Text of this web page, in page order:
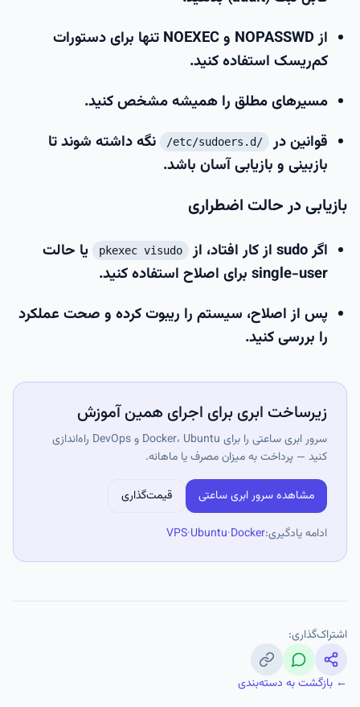
از NOPASSWD و NOEXEC تنها برای دستورات
کم‌ریسک استفاده کنید.
مسیرهای مطلق را همیشه مشخص کنید.
قوانین در
/etc/sudoers.d/
نگه داشته شوند تا
بازبینی و بازیابی آسان باشد.
بازیابی در حالت اضطراری
اگر sudo از کار افتاد، از pkexec visudo
یا حالت
single-user برای اصلاح استفاده کنید.
پس از اصلاح، سیستم را ریبوت کرده و صحت عملکرد
را بررسی کنید.
زیرساخت ابری برای اجرای همین آموزش
سرور ابری ساعتی را برای Docker، Ubuntu و DevOps راه‌اندازی
کنید — پرداخت به میزان مصرف یا ماهانه.
مشاهده سرور ابری ساعتی قیمت‌گذاری
ادامه یادگیری:Docker
·
Ubuntu
·
VPS
اشتراک‌گذاری:
← بازگشت به دسته‌بندی